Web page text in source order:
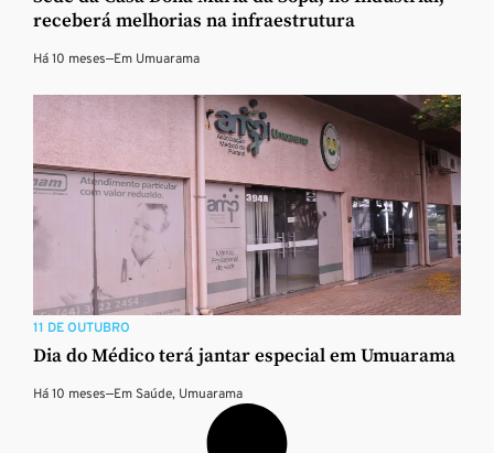
receberá melhorias na infraestrutura
Há 10 meses—Em Umuarama
11 DE OUTUBRO
Dia do Médico terá jantar especial em Umuarama
Há 10 meses—Em Saúde, Umuarama